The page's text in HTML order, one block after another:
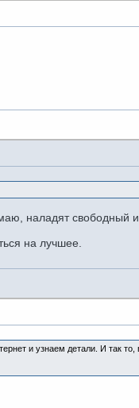
наладят свободный
на лучшее.
и узнаем детали. И так